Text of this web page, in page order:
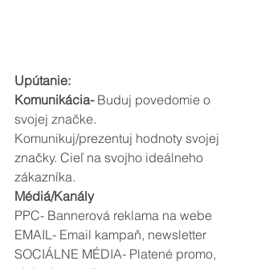
Upútanie:
Komunikácia- Buduj povedomie o
svojej značke.
Komunikuj/prezentuj hodnoty svojej
značky. Cieľ na svojho ideálneho
zákazníka.
Médiá/Kanály
PPC- Bannerová reklama na webe
EMAIL- Email kampaň, newsletter
SOCIÁLNE MÉDIA- Platené promo,